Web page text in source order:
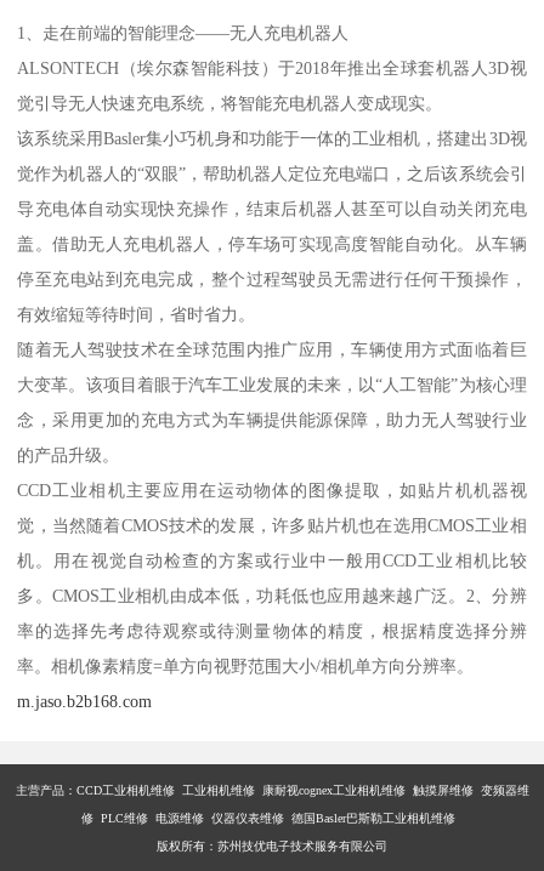
1、走在前端的智能理念——无人充电机器人
ALSONTECH（埃尔森智能科技）于2018年推出全球套机器人3D视
觉引导无人快速充电系统，将智能充电机器人变成现实。
该系统采用Basler集小巧机身和功能于一体的工业相机，搭建出3D视
觉作为机器人的“双眼”，帮助机器人定位充电端口，之后该系统会引
导充电体自动实现快充操作，结束后机器人甚至可以自动关闭充电
盖。借助无人充电机器人，停车场可实现高度智能自动化。从车辆
停至充电站到充电完成，整个过程驾驶员无需进行任何干预操作，
有效缩短等待时间，省时省力。
随着无人驾驶技术在全球范围内推广应用，车辆使用方式面临着巨
大变革。该项目着眼于汽车工业发展的未来，以“人工智能”为核心理
念，采用更加的充电方式为车辆提供能源保障，助力无人驾驶行业
的产品升级。
CCD工业相机主要应用在运动物体的图像提取，如贴片机机器视
觉，当然随着CMOS技术的发展，许多贴片机也在选用CMOS工业相
机。用在视觉自动检查的方案或行业中一般用CCD工业相机比较
多。CMOS工业相机由成本低，功耗低也应用越来越广泛。2、分辨
率的选择先考虑待观察或待测量物体的精度，根据精度选择分辨
率。相机像素精度=单方向视野范围大小/相机单方向分辨率。
m.jaso.b2b168.com
主营产品： CCD工业相机维修 工业相机维修 康耐视cognex工业相机维修 触摸屏维修 变频器维
修 PLC维修 电源维修 仪器仪表维修 德国Basler巴斯勒工业相机维修
版权所有：苏州技优电子技术服务有限公司